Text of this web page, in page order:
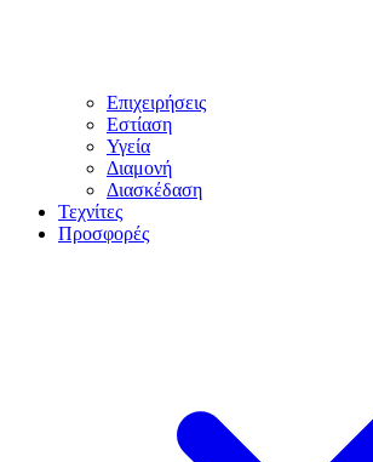
Επιχειρήσεις
Εστίαση
Υγεία
Διαμονή
Διασκέδαση
Τεχνίτες
Προσφορές